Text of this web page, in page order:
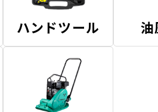
ハンドツール 油